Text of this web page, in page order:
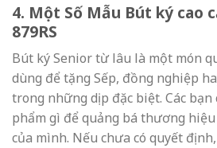
4. Một Số Mẫu Bút ký cao
879RS
Bút ký Senior từ lâu là một món
dùng để tặng Sếp, đồng nghiệp
trong những dịp đặc biệt. Các bạn
phẩm gì để quảng bá thương
của mình. Nếu chưa có quyết